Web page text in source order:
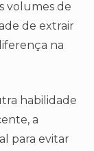
volumes de
de extrair
na
habilidade
a
para evitar